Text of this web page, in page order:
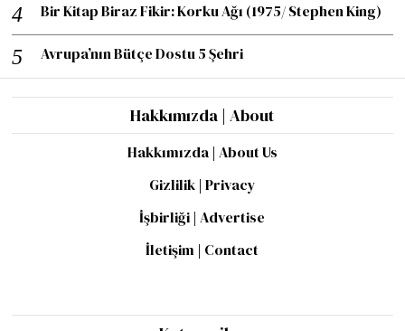
Bir Kitap Biraz Fikir: Korku Ağı (1975/ Stephen King)
Avrupa’nın Bütçe Dostu 5 Şehri
Hakkımızda | About
Hakkımızda | About Us
Gizlilik | Privacy
İşbirliği | Advertise
İletişim | Contact